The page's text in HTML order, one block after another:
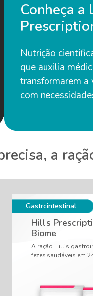
Conheça a
Nutrição
que auxilia
transformarem a
com
a
Hill’s
Biome
A ração Hill’s
fezes saudáveis em